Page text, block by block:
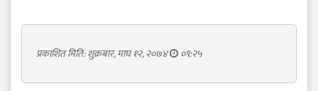
प्रकाशित मिति: शुक्रबार, माघ १२, २०७४ ०९:२५